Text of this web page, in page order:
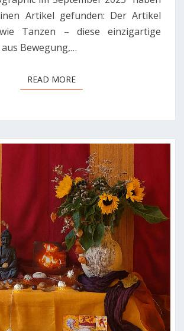
Artikel gefunden: Der Artikel
Tanzen – diese einzigartige
Bewegung,…
READ MOREREAD MORE